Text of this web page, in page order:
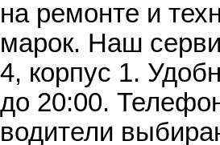
на ремонте и
марок. Наш
4, корпус 1.
до 20:00.
водители